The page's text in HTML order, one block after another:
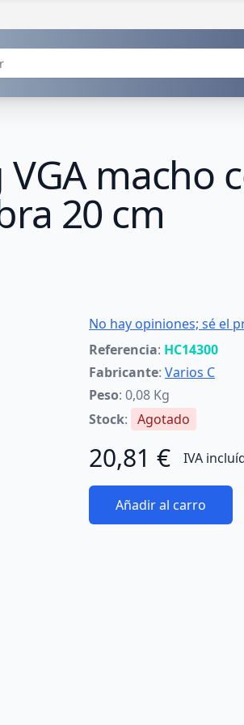
macho
20 cm
No hay opiniones; sé el
Referencia: HC14300
Fabricante: Varios C
Peso: 0,08 Kg
Stock: Agotado
20,81 € IVA
Añadir al carro